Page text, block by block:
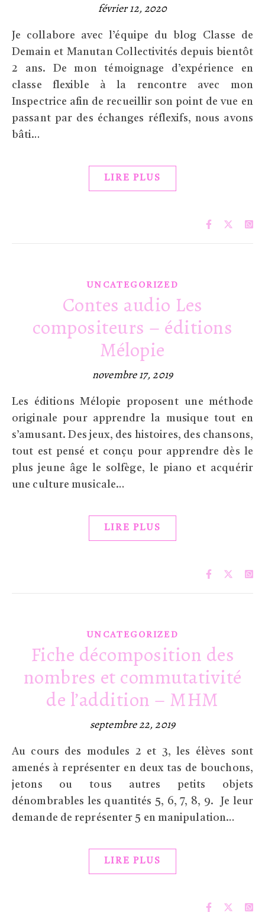
février 12, 2020
Demain et Manutan Collectivités depuis bientôt
2 ans. De mon témoignage d’expérience en
classe flexible à la rencontre avec mon
Inspectrice afin de recueillir son point de vue en
passant par des échanges réflexifs, nous avons
bâti…
LIRE PLUS
UNCATEGORIZED
Contes audio Les
compositeurs – éditions
Mélopie
novembre 17, 2019
Les éditions Mélopie proposent une méthode
originale pour apprendre la musique tout en
s’amusant. Des jeux, des histoires, des chansons,
tout est pensé et conçu pour apprendre dès le
plus jeune âge le solfège, le piano et acquérir
une culture musicale…
LIRE PLUS
UNCATEGORIZED
Fiche décomposition des
nombres et commutativité
de l’addition – MHM
septembre 22, 2019
Au cours des modules 2 et 3, les élèves sont
amenés à représenter en deux tas de bouchons,
jetons ou tous autres petits objets
dénombrables les quantités 5, 6, 7, 8, 9. Je leur
demande de représenter 5 en manipulation…
LIRE PLUS